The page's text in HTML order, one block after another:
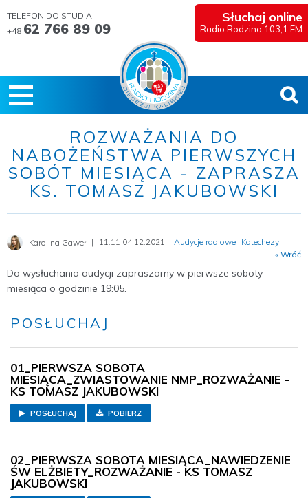
TELEFON DO STUDIA:
+48 62 766 89 09
Słuchaj online
Radio Rodzina 103,1 FM
ROZWAŻANIA DO
NABOŻEŃSTWA PIERWSZYCH
SOBÓT MIESIĄCA - ZAPRASZA
KS. TOMASZ JAKUBOWSKI
Karolina Gaweł 11:11 04.12.2021 Audycje radiowe Katechezy
« Wróć
Do wysłuchania audycji zapraszamy w pierwsze soboty
miesiąca o godzinie 19:05.
POSŁUCHAJ
01_PIERWSZA SOBOTA
MIESIĄCA_ZWIASTOWANIE NMP_ROZWAŻANIE -
KS TOMASZ JAKUBOWSKI
POSŁUCHAJ POBIERZ
02_PIERWSZA SOBOTA MIESIĄCA_NAWIEDZENIE
ŚW ELŻBIETY_ROZWAŻANIE - KS TOMASZ
JAKUBOWSKI